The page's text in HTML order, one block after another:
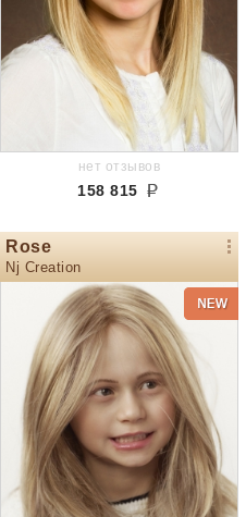
нет отзывов
158 815
Rose
Nj Creation